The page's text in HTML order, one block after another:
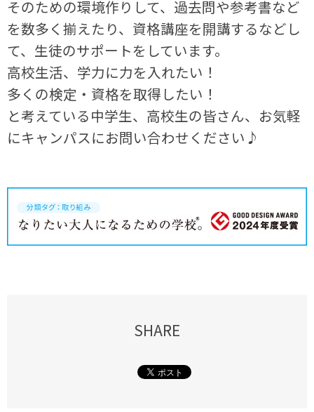
そのための環境作りして、過去問や参考書など
を数多く揃えたり、資格講座を開講するなどし
て、生徒のサポートをしています。
高校生活、学力に力を入れたい！
多くの検定・資格を取得したい！
と考えている中学生、高校生の皆さん、お気軽
にキャンパスにお問い合わせください♪
SHARE